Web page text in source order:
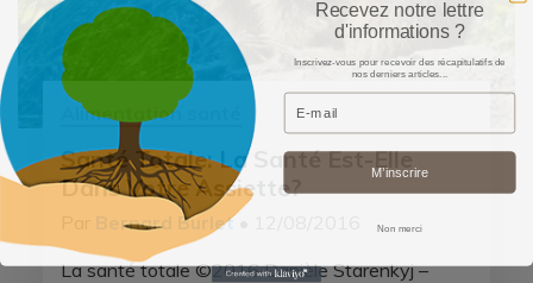
Alimentation santé
Santé Totale: La Santé Est-Elle
Dans Votre Assiette?
Bernard Burlet• 12/08/2016
La santé totale ©2016 Danièle Starenkyj –
Recevez notre lettre
d'informations ?
Inscrivez-vous pour recevoir des récapitulatifs de
nos derniers articles...
Email
M’inscrire
Non merci